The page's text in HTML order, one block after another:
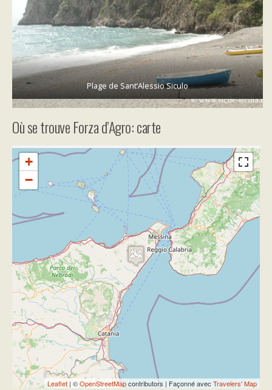
Plage de Sant’Alessio Siculo
Où se trouve Forza d’Agro: carte
Travelers' Map is loading...
If you see this after your page is
loaded completely, leafletJS files are
missing.
+
−
Leaflet | ©OpenStreetMapcontributors | Façonné avec Travelers' Map